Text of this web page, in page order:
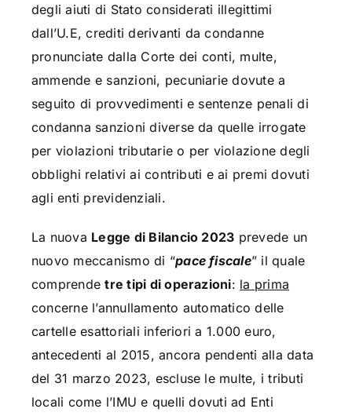
degli aiuti di Stato considerati illegittimi
dall’U.E, crediti derivanti da condanne
pronunciate dalla Corte dei conti, multe,
ammende e sanzioni, pecuniarie dovute a
seguito di provvedimenti e sentenze penali di
condanna sanzioni diverse da quelle irrogate
per violazioni tributarie o per violazione degli
obblighi relativi ai contributi e ai premi dovuti
agli enti previdenziali.
La nuova Legge di Bilancio 2023 prevede un
nuovo meccanismo di “pace fiscale” il quale
comprendetre tipi di operazioni: la prima
concerne l’annullamento automatico delle
cartelle esattoriali inferiori a 1.000 euro,
antecedenti al 2015, ancora pendenti alla data
del 31 marzo 2023, escluse le multe, i tributi
locali come l’IMU e quelli dovuti ad Enti